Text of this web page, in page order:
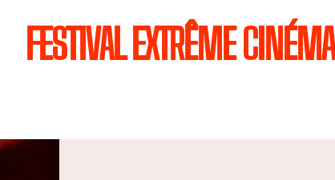
FESTIVAL EXTRÊME CINÉMA